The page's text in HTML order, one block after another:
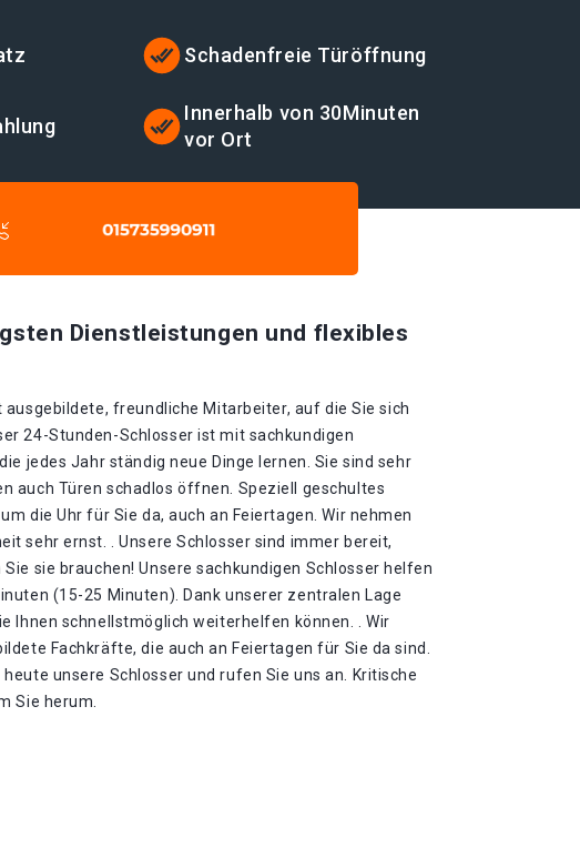
Schadenfreie Türöffnung
Innerhalb von 30Minuten
vor Ort
Dienstleistungen und flexibles
ausgebildete, freundliche Mitarbeiter, auf die Sie sich
24-Stunden-Schlosser ist mit sachkundigen
jedes Jahr ständig neue Dinge lernen. Sie sind sehr
auch Türen schadlos öffnen. Speziell geschultes
die Uhr für Sie da, auch an Feiertagen. Wir nehmen
sehr ernst. . Unsere Schlosser sind immer bereit,
Sie sie brauchen! Unsere sachkundigen Schlosser helfen
(15-25 Minuten). Dank unserer zentralen Lage
Ihnen schnellstmöglich weiterhelfen können. . Wir
Fachkräfte, die auch an Feiertagen für Sie da sind.
unsere Schlosser und rufen Sie uns an. Kritische
Sie herum.